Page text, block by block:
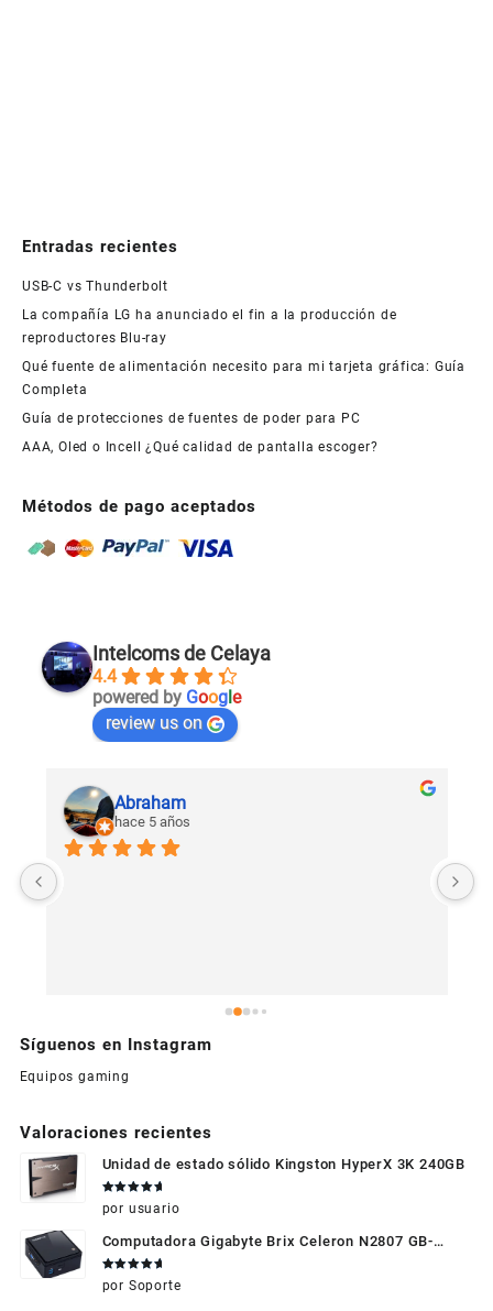
Entradas recientes
USB-C vs Thunderbolt
La compañía LG ha anunciado el fin a la producción de
reproductores Blu-ray
Qué fuente de alimentación necesito para mi tarjeta gráfica: Guía
Completa
Guía de protecciones de fuentes de poder para PC
AAA, Oled o Incell ¿Qué calidad de pantalla escoger?
Métodos de pago aceptados
Intelcoms de Celaya
4.4
powered by Google
review us on
Abraham
hace 5 años
Síguenos en Instagram
Equipos gaming
Valoraciones recientes
Unidad de estado sólido Kingston HyperX 3K 240GB
Valorado
en5 de 5
por usuario
Computadora Gigabyte Brix Celeron N2807 GB-
BXBT-2807 + WIFI + RAM de 4GB + HDD 500gb +
Windows 10
Valorado
en5 de 5
por Soporte